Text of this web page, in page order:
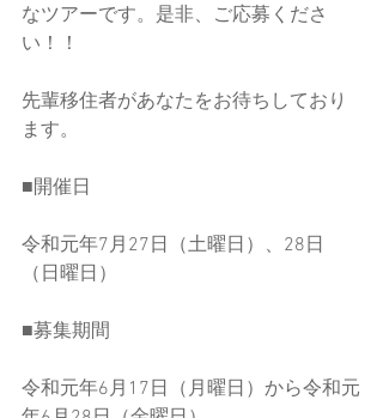
なツアーです。是非、ご応募くださ
い！！
先輩移住者があなたをお待ちしており
ます。
■開催日
令和元年7月27日（土曜日）、28日
（日曜日）
■募集期間
令和元年6月17日（月曜日）から令和元